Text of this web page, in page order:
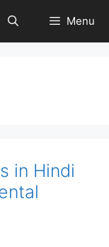
Menu
in Hindi